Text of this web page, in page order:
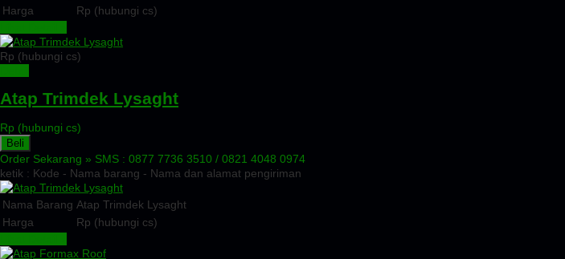
Harga
Rp (hubungi cs)
Rp (hubungi cs)
Atap Trimdek Lysaght
Rp (hubungi cs)
Beli
Order Sekarang » SMS : 0877 7736 3510 / 0821 4048 0974
ketik : Kode - Nama barang - Nama dan alamat pengiriman
Nama Barang Atap Trimdek Lysaght
Harga
Rp (hubungi cs)